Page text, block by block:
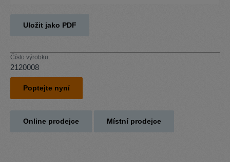
Uložit jako PDF
Číslo výrobku:
2120008
Poptejte nyní
Online prodejce Místní prodejce